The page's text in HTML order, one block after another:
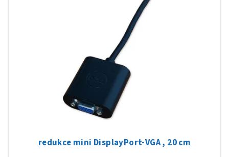
redukce mini DisplayPort-VGA , 20 cm